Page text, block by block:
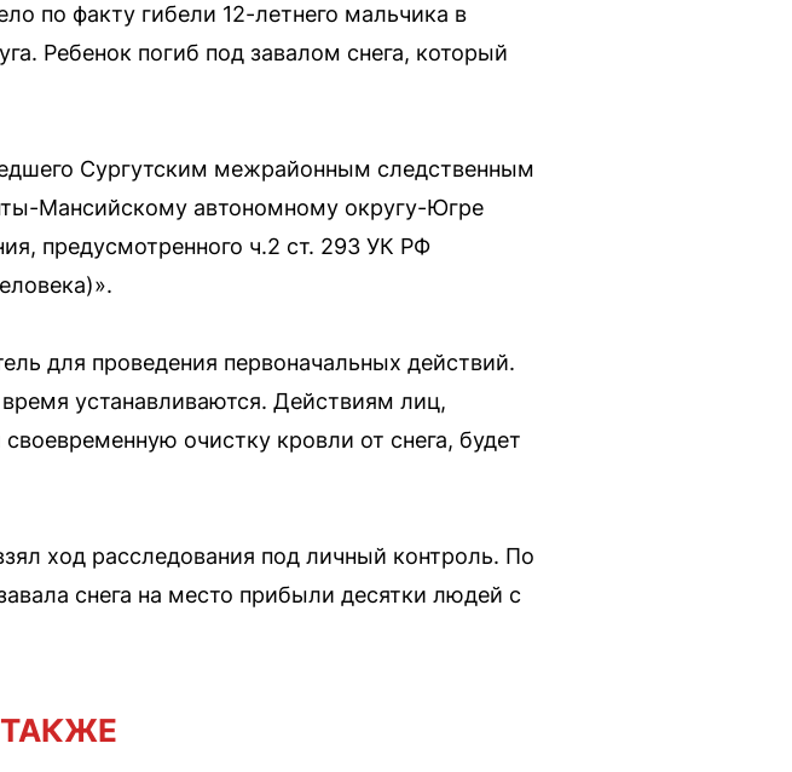
по факту гибели 12-летнего мальчика в
Ребенок погиб под завалом снега, который
Сургутским межрайонным следственным
Мансийскому автономному округу-Югре
предусмотренного ч.2 ст. 293 УК РФ
для проведения первоначальных действий.
устанавливаются. Действиям лиц,
очистку кровли от снега, будет
ход расследования под личный контроль. По
снега на место прибыли десятки людей с